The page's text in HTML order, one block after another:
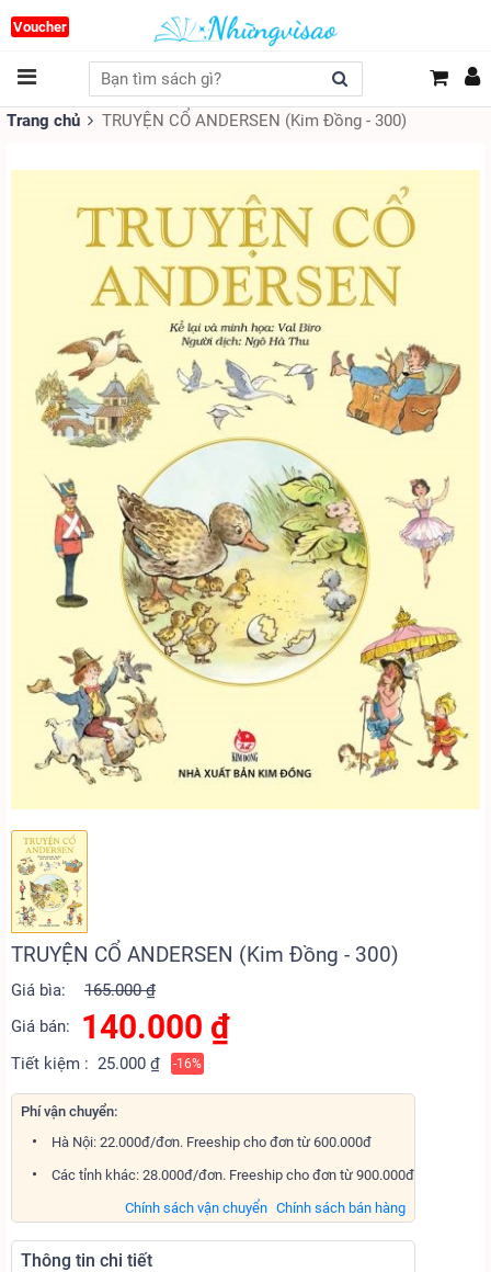
Voucher
Trang chủ TRUYỆN CỔ ANDERSEN (Kim Đồng - 300)
TRUYỆN CỔ ANDERSEN (Kim Đồng - 300)
Giá bìa:
165.000 ₫
Giá bán:
140.000 ₫
Tiết kiệm : 25.000 ₫ -16%
Phí vận chuyển:
Hà Nội: 22.000đ/đơn. Freeship cho đơn từ 600.000đ
Các tỉnh khác: 28.000đ/đơn. Freeship cho đơn từ 900.000đ
Chính sách bán hàng
Chính sách vận chuyển
Thông tin chi tiết